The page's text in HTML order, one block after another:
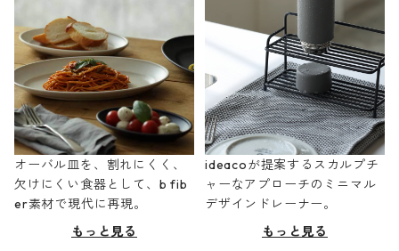
オーバル皿を、割れにくく、
欠けにくい食器として、b fib
er素材で現代に再現。
もっと見る
ideacoが提案するスカルプチ
ャーなアプローチのミニマル
デザインドレーナー。
もっと見る